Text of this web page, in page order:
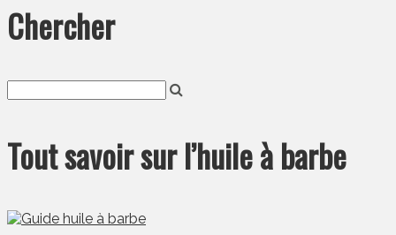
Chercher
Tout savoir sur l’huile à barbe